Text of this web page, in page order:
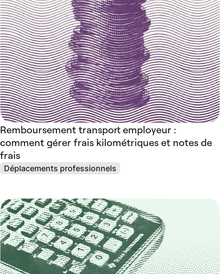
Remboursement transport employeur :
comment gérer frais kilométriques et notes de
frais
Déplacements professionnels